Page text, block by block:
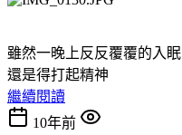
雖然一晚上反反覆覆的入眠
還是得打起精神
繼續閱讀
10年前